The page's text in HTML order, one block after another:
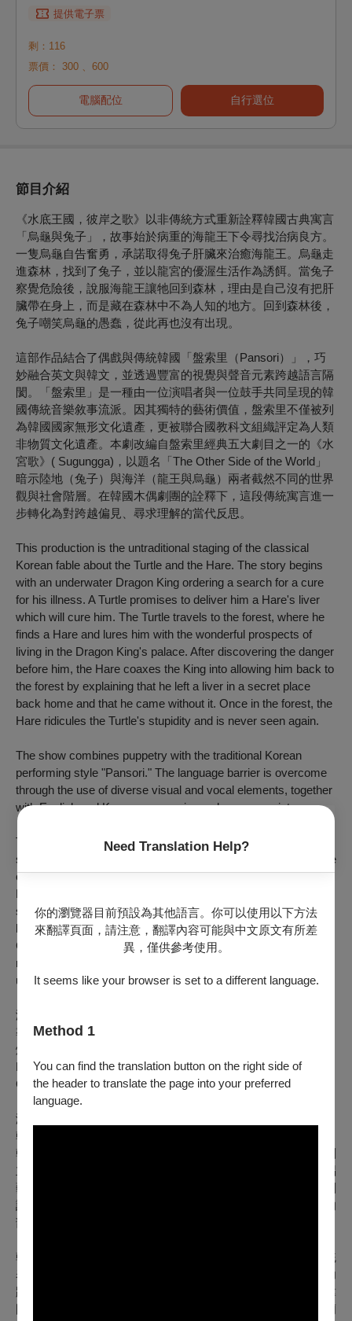
Need Translation Help?
你的瀏覽器目前預設為其他語言。你可以使用以下方法
來翻譯頁面，請注意，翻譯內容可能與中文原文有所差
異，僅供參考使用。
It seems like your browser is set to a different language.
Method 1
You can find the translation button on the right side of
the header to translate the page into your preferred
language.
提供電子票
剩：116
票價：
300 、 600
電腦配位 自行選位
節目介紹
《水底王國，彼岸之歌》以非傳統方式重新詮釋韓國古典寓言
「烏龜與兔子」，故事始於病重的海龍王下令尋找治病良方。
一隻烏龜自告奮勇，承諾取得兔子肝臟來治癒海龍王。烏龜走
進森林，找到了兔子，並以龍宮的優渥生活作為誘餌。當兔子
察覺危險後，說服海龍王讓牠回到森林，理由是自己沒有把肝
臟帶在身上，而是藏在森林中不為人知的地方。回到森林後，
兔子嘲笑烏龜的愚蠢，從此再也沒有出現。
這部作品結合了偶戲與傳統韓國「盤索里（Pansori）」，巧
妙融合英文與韓文，並透過豐富的視覺與聲音元素跨越語言隔
閡。「盤索里」是一種由一位演唱者與一位鼓手共同呈現的韓
國傳統音樂敘事流派。因其獨特的藝術價值，盤索里不僅被列
為韓國國家無形文化遺產，更被聯合國教科文組織評定為人類
非物質文化遺產。本劇改編自盤索里經典五大劇目之一的《水
宮歌》( Sugungga)，以題名「The Other Side of the World」
暗示陸地（兔子）與海洋（龍王與烏龜）兩者截然不同的世界
觀與社會階層。在韓國木偶劇團的詮釋下，這段傳統寓言進一
步轉化為對跨越偏見、尋求理解的當代反思。
This production is the untraditional staging of the classical
Korean fable about the Turtle and the Hare. The story begins
with an underwater Dragon King ordering a search for a cure
for his illness. A Turtle promises to deliver him a Hare's liver
which will cure him. The Turtle travels to the forest, where he
finds a Hare and lures him with the wonderful prospects of
living in the Dragon King's palace. After discovering the danger
before him, the Hare coaxes the King into allowing him back to
the forest by explaining that he left a liver in a secret place
back home and that he came without it. Once in the forest, the
Hare ridicules the Turtle's stupidity and is never seen again.
The show combines puppetry with the traditional Korean
performing style "Pansori." The language barrier is overcome
through the use of diverse visual and vocal elements, together
with English and Korean expressions when appropriate.
This production is adapted fromSugungga, one of the five
surviving classic Pansori repertoires. The title " The Other Side
of the World" suggests the stark contrast between land (the
Hare) and the ocean (the Dragon King and the Turtle),
symbolizing two fundamentally different worldviews and social
hierarchies. Through the interpretation of Moksung Theatre
Company, this traditional fable is transformed into a modern
reflection on overcoming prejudice and seeking mutual
understanding.
演出人員名單
導演：文壽浩／盤索里演出者：盧恩實／大提琴：四家卯大／
燈光設計：朴惠琳
Director: Suho MOON / Pansori performer: Eunsil NOH /
Cellist: Udai SHIKA / Lighting designer: Hyerim PARK
演出團隊介紹
韓國木聲劇團
韓國木聲劇團由操偶師、導演及藝術家文壽浩於 2011 年創
立，立基於韓國，專精於偶戲、舞台藝術，以及韓國傳統吟唱
藝術「盤索里（판소리）」。劇團力求發展永續且生動的戲劇
語言，結合傳統藝術與當代元素，為觀眾帶來兩者中最精彩的
部分。
韓國木聲劇團融合捷克偶戲和韓國盤索里的精髓，擴展其傳統
表演語彙，不再依賴語言，而是強化物件與聲音的表現，成功
跨越語言障礙巡演國際。因此，韓國木聲劇團的作品不僅在韓
國國內演出，更將現代化的盤索里推廣至捷克、英國、紐西蘭